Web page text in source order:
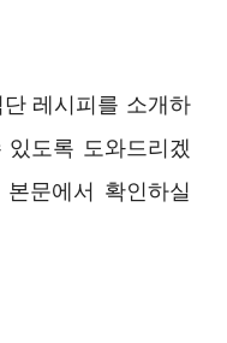
레시피를 소개하
도록 도와드리겠
문에서 확인하실